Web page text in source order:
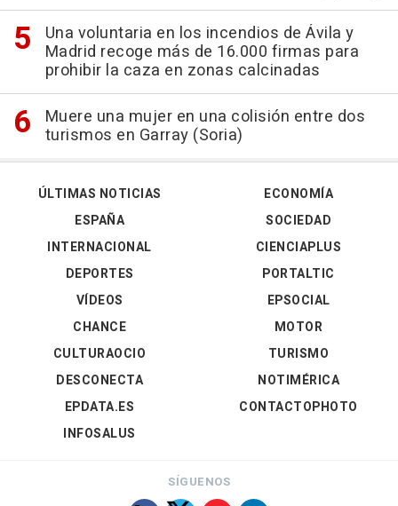
Una voluntaria en los incendios de Ávila y
Madrid recoge más de 16.000 firmas para
prohibir la caza en zonas calcinadas
Muere una mujer en una colisión entre dos
turismos en Garray (Soria)
ÚLTIMAS NOTICIAS
ESPAÑA
INTERNACIONAL
DEPORTES
VÍDEOS
ECONOMÍA
SOCIEDAD
CIENCIAPLUS
PORTALTIC
EPSOCIAL
CHANCE
CULTURAOCIO
DESCONECTA
EPDATA.ES
INFOSALUS
MOTOR
TURISMO
NOTIMÉRICA
CONTACTOPHOTO
SÍGUENOS